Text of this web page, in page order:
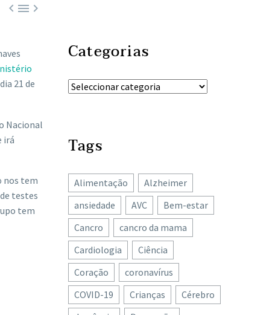

21 de
Nacional
irá
nos tem
testes
tem
Categorias
Tags
Alimentação
Alzheimer
ansiedade
AVC
Bem-estar
Cancro
cancro da mama
Cardiologia
Ciência
Coração
coronavírus
COVID-19
Crianças
Cérebro